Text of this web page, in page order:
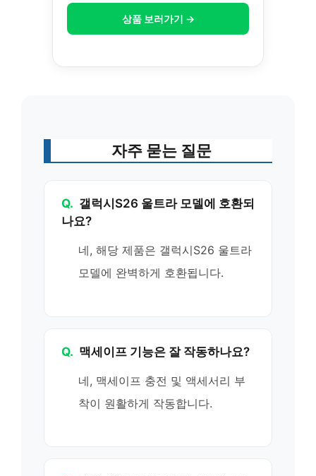
상품 보러가기 →
자주 묻는 질문
Q. 갤럭시S26 울트라 모델에 호환되
나요?
네, 해당 제품은 갤럭시S26 울트라
모델에 완벽하게 호환됩니다.
Q. 맥세이프 기능은 잘 작동하나요?
네, 맥세이프 충전 및 액세서리 부
착이 원활하게 작동합니다.